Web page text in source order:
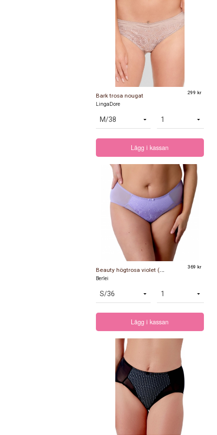
Bark trosa nougat 299 kr
LingaDore
Lägg i kassan
B
eauty högtrosa violet (säljs tills lagret är slut) 369 kr
Berlei
Lägg i kassan